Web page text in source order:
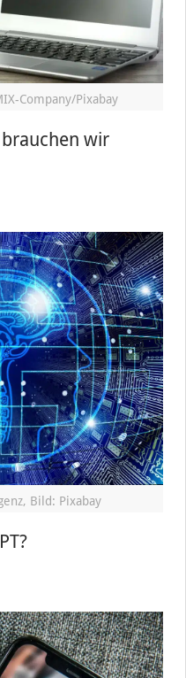
Company/Pixabay
brauchen wir
Bild: Pixabay